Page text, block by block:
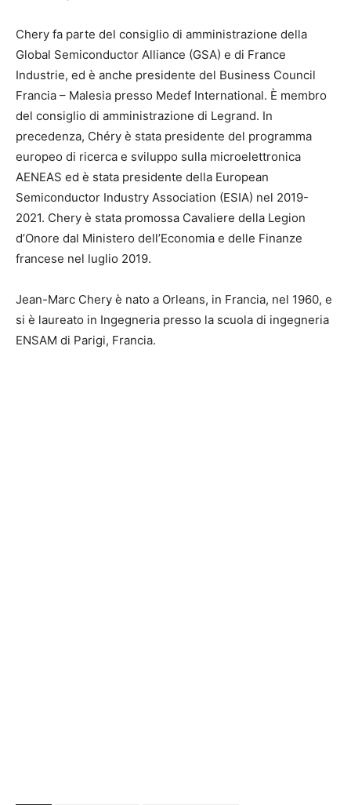
Chery fa parte del consiglio di amministrazione della
Global Semiconductor Alliance (GSA) e di France
Industrie, ed è anche presidente del Business Council
Francia – Malesia presso Medef International. È membro
del consiglio di amministrazione di Legrand. In
precedenza, Chéry è stata presidente del programma
europeo di ricerca e sviluppo sulla microelettronica
AENEAS ed è stata presidente della European
Semiconductor Industry Association (ESIA) nel 2019-
2021. Chery è stata promossa Cavaliere della Legion
d’Onore dal Ministero dell’Economia e delle Finanze
francese nel luglio 2019.
Jean-Marc Chery è nato a Orleans, in Francia, nel 1960, e
si è laureato in Ingegneria presso la scuola di ingegneria
ENSAM di Parigi, Francia.